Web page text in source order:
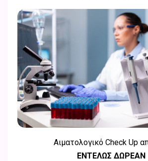
Αιματολογικό Check Up
ΕΝΤΕΛΩΣ ΔΩΡΕΑΝ